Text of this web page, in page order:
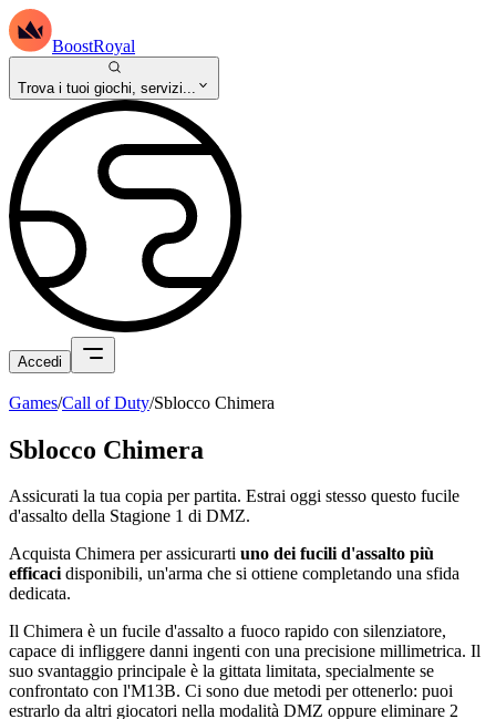
BoostRoyal
Trova i tuoi giochi, servizi...
Accedi
Games/Call of Duty/Sblocco Chimera
Sblocco Chimera
Assicurati la tua copia per partita. Estrai oggi stesso questo fucile
d'assalto della Stagione 1 di DMZ.
Acquista Chimera per assicurarti uno dei fucili d'assalto più
efficacidisponibili, un'arma che si ottiene completando una sfida
dedicata.
Il Chimera è un fucile d'assalto a fuoco rapido con silenziatore,
capace di infliggere danni ingenti con una precisione millimetrica. Il
suo svantaggio principale è la gittata limitata, specialmente se
confrontato con l'M13B. Ci sono due metodi per ottenerlo: puoi
estrarlo da altri giocatori nella modalità DMZ oppure eliminare 2